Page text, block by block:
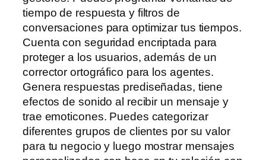
tiempo de respuesta y filtros de
conversaciones para optimizar tus tiempos.
Cuenta con seguridad encriptada para
proteger a los usuarios, además de un
corrector ortográfico para los agentes.
Genera respuestas prediseñadas, tiene
efectos de sonido al recibir un mensaje y
trae emoticones. Puedes categorizar
diferentes grupos de clientes por su valor
para tu negocio y luego mostrar mensajes